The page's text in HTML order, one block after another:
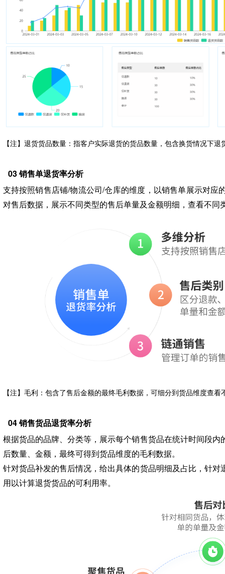
【注】退货货品数量：指客户实际退货的货品数量，包含换货情况下退
03 销售单退货率分析
支持按照销售店铺/物流公司/仓库的维度，以销售单展示对
对售后数据，展示不同类型的售后单量及金额明细，查看不同
【注】毛利：包含了售后金额的最终毛利数据，可细分到货品维度查
04 销售货品退货率分析
根据货品的品牌、分类等，展示每个销售货品在统计时间段
后数量、金额，最终可得到货品维度的毛利数据。
针对货品补发的售后情况，给出具体的货品明细及占比，针
用以计算退货货品的可利用率。